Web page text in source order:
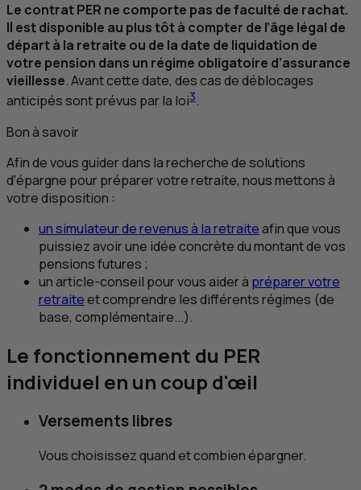
Le contratPER ne comporte pas de faculté de rachat.
Il est disponible au plus tôt à compter de l’âge légal de
départ à la retraite ou de la date de liquidation de
votre pension dans un régime obligatoire d’assurance
vieillesse. Avant cette date, des cas de déblocages
anticipés sont prévus par la loi3.
Bon à savoir
Afin de vous guider dans la recherche de solutions
d'épargne pour préparer votre retraite, nous mettons à
votre disposition :
un simulateur de revenus à la retraiteafin que vous
puissiez avoir une idée concrète du montant de vos
pensions futures ;
un article-conseil pour vous aider à préparer votre
retraiteet comprendre les différents régimes (de
base, complémentaire...).
Le fonctionnement du PER
individuel en un coup d'œil
Versements libres
Vous choisissez quand et combien épargner.